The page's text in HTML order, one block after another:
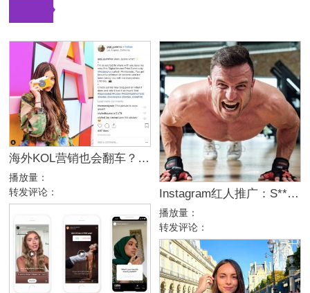
海外KOL营销也会翻车？品牌公关危机如何避免？
播放量：
转发评论：
Instagram红人推广：S***S｜奥地利 运动
播放量：
转发评论：